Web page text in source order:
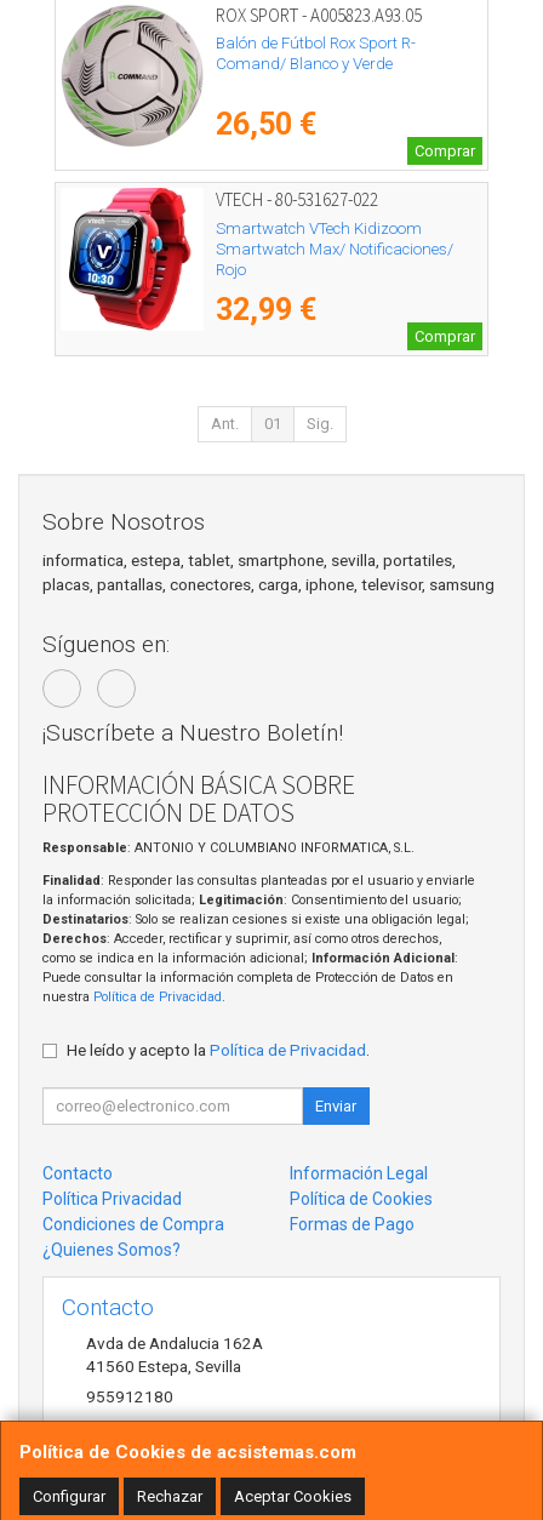
ROX SPORT - A005823.A93.05
Balón de Fútbol Rox Sport R-
Comand/ Blanco y Verde
26,50 €
Comprar
VTECH - 80-531627-022
Smartwatch VTech Kidizoom
Smartwatch Max/ Notificaciones/
Rojo
32,99 €
Comprar
Ant. 01 Sig.
Política de Cookies de acsistemas.com
Configurar Rechazar Aceptar Cookies
Sobre Nosotros
informatica, estepa, tablet, smartphone, sevilla, portatiles,
placas, pantallas, conectores, carga, iphone, televisor, samsung
Síguenos en:
¡Suscríbete a Nuestro Boletín!
INFORMACIÓN BÁSICA SOBRE
PROTECCIÓN DE DATOS
Responsable: ANTONIO Y COLUMBIANO INFORMATICA, S.L.
Finalidad: Responder las consultas planteadas por el usuario y enviarle
la información solicitada; Legitimación: Consentimiento del usuario;
Destinatarios: Solo se realizan cesiones si existe una obligación legal;
Derechos: Acceder, rectificar y suprimir, así como otros derechos,
como se indica en la información adicional; Información Adicional:
Puede consultar la información completa de Protección de Datos en
nuestra Política de Privacidad
He leído y acepto la Política de Privacidad
Enviar
Contacto
Información Legal
Política Privacidad
Política de Cookies
Condiciones de Compra
Formas de Pago
¿Quienes Somos?
Contacto
Avda de Andalucia 162A
41560 Estepa Sevilla
955912180
antonio@acsistemas.com
Horario